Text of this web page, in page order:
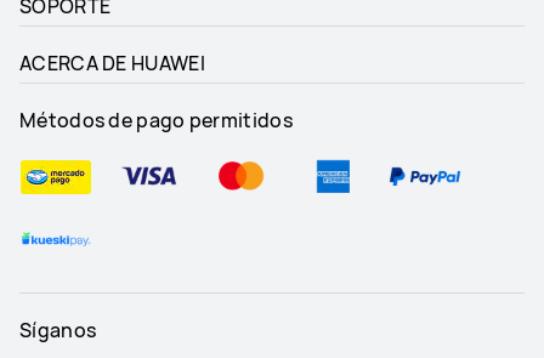
SOPORTE
ACERCA DE HUAWEI
Métodos de pago permitidos
Síganos